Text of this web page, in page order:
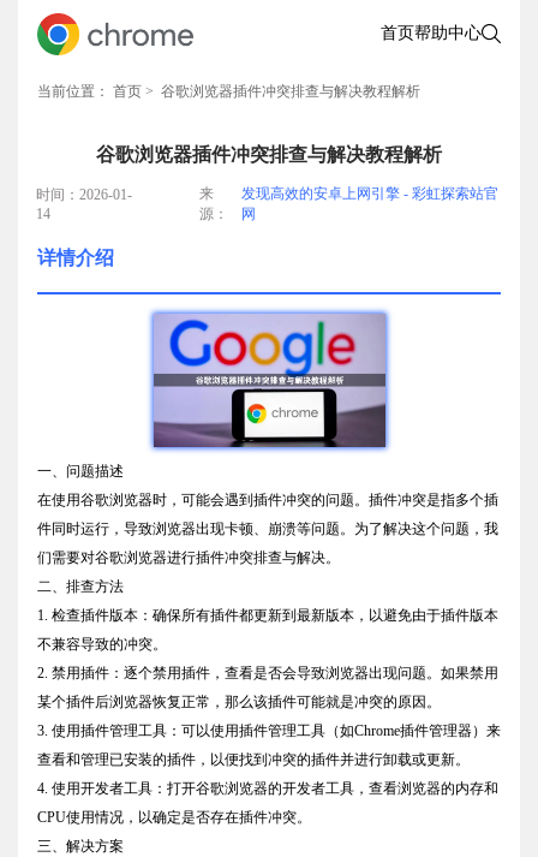
首页帮助中心
当前位置： 首页 > 谷歌浏览器插件冲突排查与解决教程解析
谷歌浏览器插件冲突排查与解决教程解析
时间：2026-01-
14
来
源：
发现高效的安卓上网引擎 - 彩虹探索站官
网
详情介绍
一、问题描述
在使用谷歌浏览器时，可能会遇到插件冲突的问题。插件冲突是指多个插
件同时运行，导致浏览器出现卡顿、崩溃等问题。为了解决这个问题，我
们需要对谷歌浏览器进行插件冲突排查与解决。
二、排查方法
1. 检查插件版本：确保所有插件都更新到最新版本，以避免由于插件版本
不兼容导致的冲突。
2. 禁用插件：逐个禁用插件，查看是否会导致浏览器出现问题。如果禁用
某个插件后浏览器恢复正常，那么该插件可能就是冲突的原因。
3. 使用插件管理工具：可以使用插件管理工具（如Chrome插件管理器）来
查看和管理已安装的插件，以便找到冲突的插件并进行卸载或更新。
4. 使用开发者工具：打开谷歌浏览器的开发者工具，查看浏览器的内存和
CPU使用情况，以确定是否存在插件冲突。
三、解决方案